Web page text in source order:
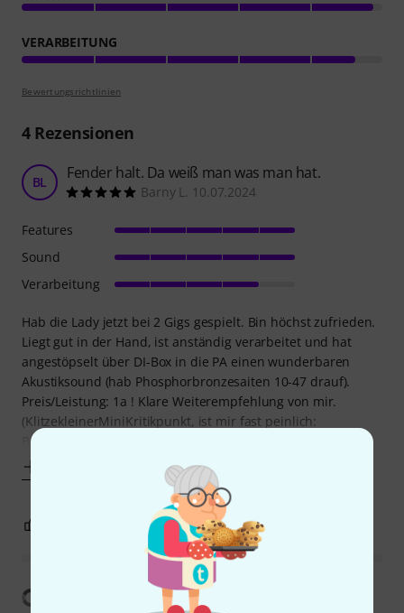
VERARBEITUNG
Bewertungsrichtlinien
4Rezensionen
BL Fender halt. Da weiß man was man hat.
Barny L. 10.07.2024
Hab die Lady jetzt bei 2 Gigs gespielt. Bin höchst zufrieden.
Liegt gut in der Hand, ist anständig verarbeitet und hat
angestöpselt über DI-Box in die PA einen wunderbaren
Akustiksound (hab Phosphorbronzesaiten 10-47 drauf).
Preis/Leistung: 1a ! Klare Weiterempfehlung von mir.
(KlitzekleinerMiniKritikpunkt, ist mir fast peinlich:
Batteriewechsel über Schallloch
Features
Sound
Verarbeitung
BEWERTUNG MELDEN
Übersetzung anzeigen